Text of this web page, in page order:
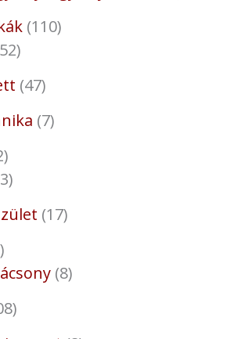
110
47
7
17
8